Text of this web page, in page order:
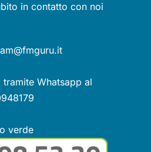
in contatto con noi
Whatsapp al
verde